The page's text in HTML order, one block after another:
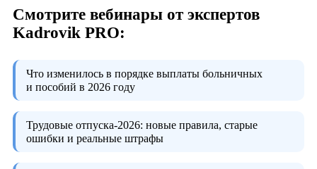
Смотрите вебинары от экспертов
Kadrovik PRO:
Что изменилось в порядке выплаты больничных
и пособий в 2026 году
Трудовые отпуска-2026: новые правила, старые
ошибки и реальные штрафы